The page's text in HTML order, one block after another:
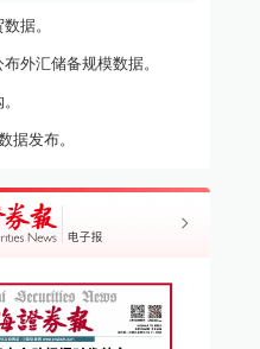
据。
外汇储备规模数据。
据发布。